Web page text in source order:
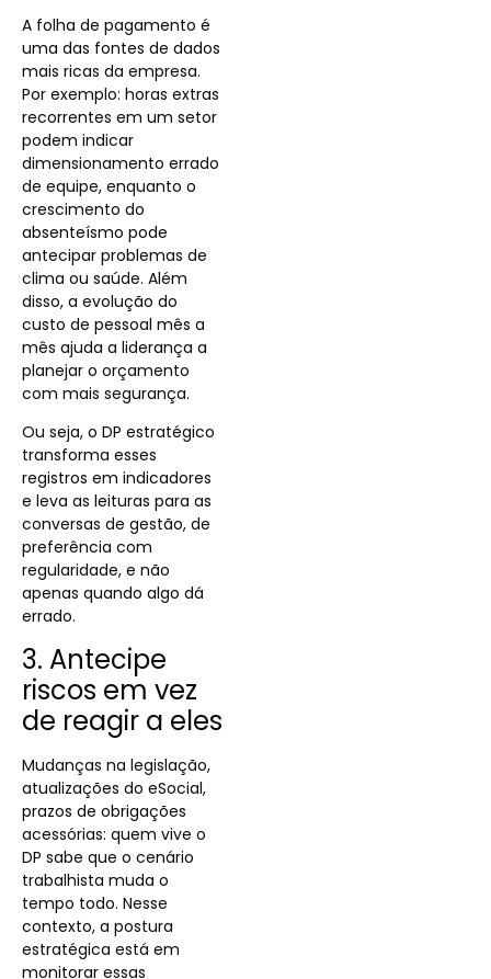
A folha de pagamento é
uma das fontes de dados
mais ricas da empresa.
Por exemplo: horas extras
recorrentes em um setor
podem indicar
dimensionamento errado
de equipe, enquanto o
crescimento do
absenteísmo pode
antecipar problemas de
clima ou saúde. Além
disso, a evolução do
custo de pessoal mês a
mês ajuda a liderança a
planejar o orçamento
com mais segurança.
Ou seja, o DP estratégico
transforma esses
registros em indicadores
e leva as leituras para as
conversas de gestão, de
preferência com
regularidade, e não
apenas quando algo dá
errado.
3. Antecipe
riscos em vez
de reagir a eles
Mudanças na legislação,
atualizações do eSocial,
prazos de obrigações
acessórias: quem vive o
DP sabe que o cenário
trabalhista muda o
tempo todo. Nesse
contexto, a postura
estratégica está em
monitorar essas